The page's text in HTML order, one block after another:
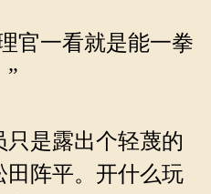
官一看就是能一拳
”
是露出个轻蔑的
田阵平。开什么玩